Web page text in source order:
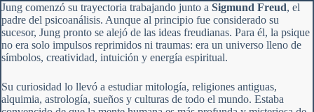
Jung comenzó su trayectoria trabajando junto a Sigmund Freud, el
padre del psicoanálisis. Aunque al principio fue considerado su
sucesor, Jung pronto se alejó de las ideas freudianas. Para él, la psique
no era solo impulsos reprimidos ni traumas: era un universo lleno de
símbolos, creatividad, intuición y energía espiritual.
Su curiosidad lo llevó a estudiar mitología, religiones antiguas,
alquimia, astrología, sueños y culturas de todo el mundo. Estaba